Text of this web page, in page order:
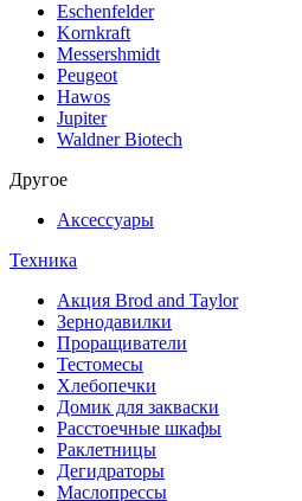
Eschenfelder
Kornkraft
Messershmidt
Peugeot
Hawos
Jupiter
Waldner Biotech
Другое
Аксессуары
Техника
Акция Brod and Taylor
Зернодавилки
Проращиватели
Тестомесы
Хлебопечки
Домик для закваски
Расстоечные шкафы
Раклетницы
Дегидраторы
Маслопрессы